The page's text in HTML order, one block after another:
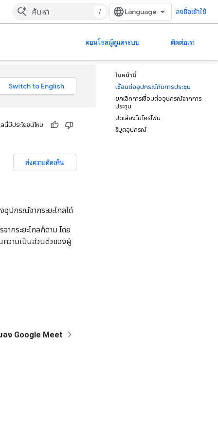
/ ลงชื่อเข้าใช้
คอนโซลผู้ดูแลระบบ ติดต่อเรา
ในหน้านี้
เชื่อมต่ออุปกรณ์กับการประชุม
ยกเลิกการเชื่อมต่ออุปกรณ์จากการ
ประชุม
ปิดเสียงไมโครโฟน
รีบูตอุปกรณ์
นี้มีประโยชน์ไหม
ส่งความคิดเห็น
ปกรณ์จากระยะไกลได้
กระยะไกลก็ตาม โดย
ความเป็นส่วนตัวของผู้
อง Google Meet